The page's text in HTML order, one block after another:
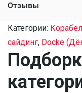
Отзывы
Категории:
сайдинг, Docke